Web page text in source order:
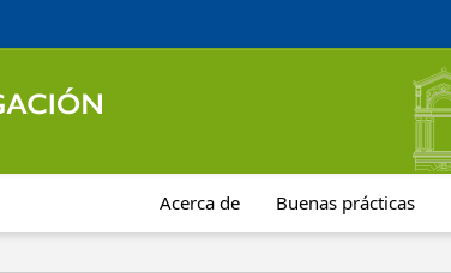
Acerca de Buenas prácticas